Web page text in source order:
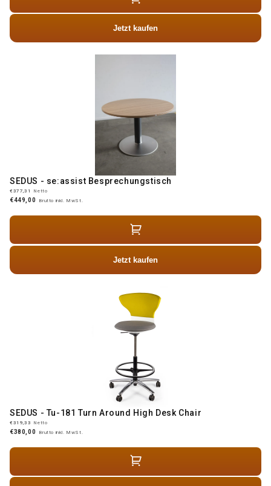
Jetzt kaufen
SEDUS - se:assist Besprechungstisch
€377,31 Netto
€449,00 Brutto inkl. MwSt.
Jetzt kaufen
SEDUS - Tu-181 Turn Around High Desk Chair
€319,33 Netto
€380,00 Brutto inkl. MwSt.